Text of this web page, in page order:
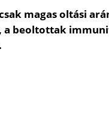
magas oltási
beoltottak